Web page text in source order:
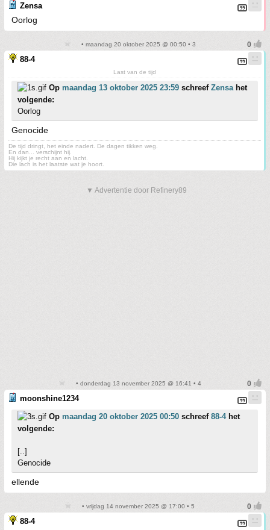
Zensa
Oorlog
• maandag 20 oktober 2025 @ 00:50 • 3
88-4
Last van de tijd
Op maandag 13 oktober 2025 23:59 schreef Zensahet
volgende:
Oorlog
Genocide
De tijd dringt, het einde nadert. De dagen tikken weg.
En dan... verschijnt hij.
Hij kijkt je recht aan en lacht.
Die lach is het laatste wat je hoort.
▼ Advertentie door Refinery89
• donderdag 13 november 2025 @ 16:41 • 4
moonshine1234
Op maandag 20 oktober 2025 00:50 schreef 88-4het
volgende:
[..]
Genocide
ellende
• vrijdag 14 november 2025 @ 17:00 • 5
88-4